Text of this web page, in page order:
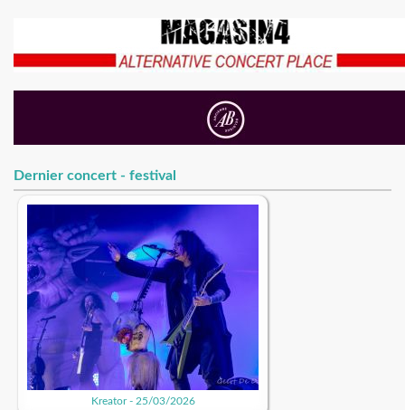
Dernier concert - festival
Kreator - 25/03/2026